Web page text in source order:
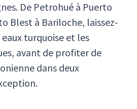
De Petrohué à Puerto
Blest à Bariloche, laissez-
turquoise et les
avant de profiter de
dans deux